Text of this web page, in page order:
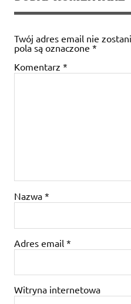
Twój adres email nie
pola są oznaczone *
Komentarz *
Nazwa *
Adres email *
Witryna internetowa